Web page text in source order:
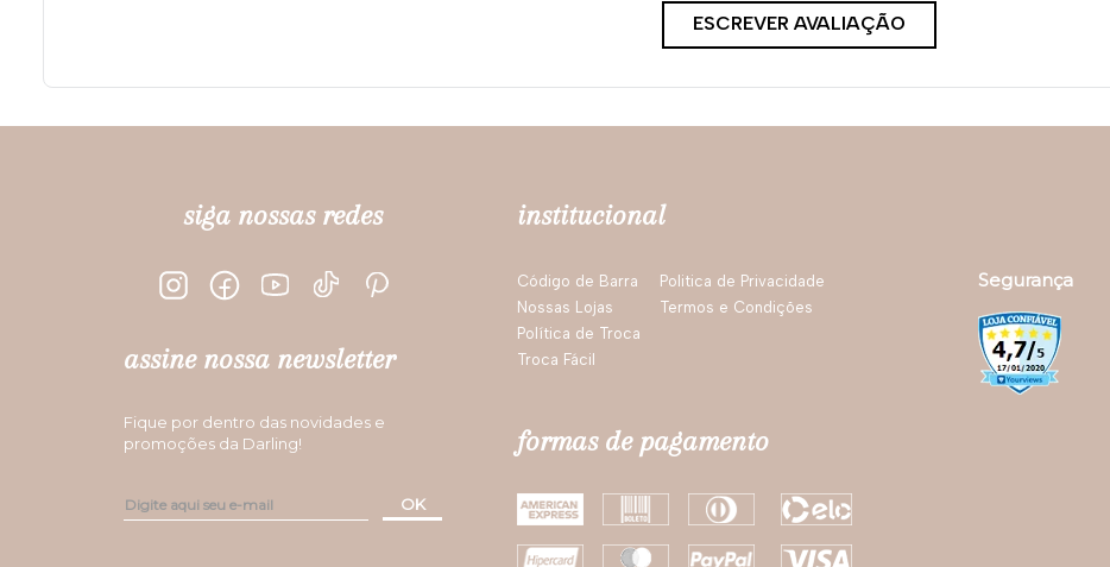
ESCREVER AVALIAÇÃO
siga nossas redes
assine nossa newsletter
Fique por dentro das novidades e
promoções da Darling!
OK
institucional
Código de Barra
Nossas Lojas
Política de Troca
Troca Fácil
Politica de Privacidade
Termos e Condições
formas de pagamento
Segurança